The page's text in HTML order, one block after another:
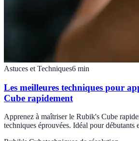
Astuces et Techniques6 min
Les meilleures techniques pour
Cube rapidement
Apprenez à maîtriser le Rubik's Cube
techniques éprouvées. Idéal pour débutants